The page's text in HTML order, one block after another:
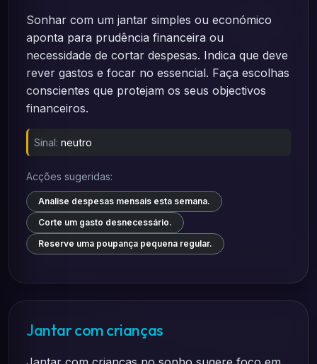
Sonhar com um jantar simples ou económico
aponta para prudência financeira ou
necessidade de cortar despesas. Indica que deve
rever gastos e focar no essencial. Faça escolhas
conscientes que protejam os seus objectivos
financeiros.
Sinal: neutro
Acções sugeridas:
Analise despesas mensais esta semana.
Corte um gasto desnecessário.
Reserve uma poupança pequena regular.
Jantar com crianças